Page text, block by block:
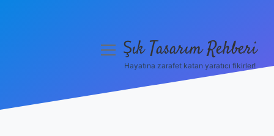
menüyüŞık Tasarım Rehberi
Hayatına zarafet katan yaratıcı fikirler!